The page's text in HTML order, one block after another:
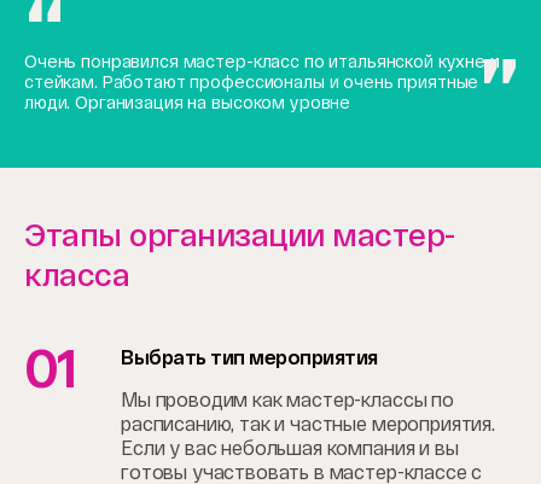
Очень понравился мастер-класс по итальянской кухне и
стейкам. Работают профессионалы и очень приятные
люди. Организация на высоком уровне
Этапы организации мастер-
класса
01 Выбрать тип мероприятия
Мы проводим как мастер-классы по
расписанию, так и частные мероприятия.
Если у вас небольшая компания и вы
готовы участвовать в мастер-классе с